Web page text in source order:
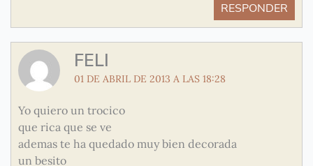
RESPONDER
FELI
01 DE ABRIL DE 2013 A LAS 18:28
Yo quiero un trocico
que rica que se ve
ademas te ha quedado muy bien decorada
un besito